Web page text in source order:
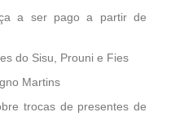
a ser pago a partir de
do Sisu, Prouni e Fies
Martins
trocas de presentes de